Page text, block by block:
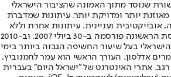
שנוסד מתוך האמונה שהציבור הישראלי
מאוזנת יותר ומדויקת יותר. עיתונות שמדברת
אובייקטיבית ועניינית. עיתונות אחרת וללא
תשלום. המהדורה המודפסת הראשונה פורסמה ב-30 ביולי 2007, וב-2010
בעל שיעור החשיפה הגבוה ביותר בימי
אדלסון. העורך הראשי הוא עמר לחמנוביץ,
אתרי האינטרנט של "ישראל היום" בעברית